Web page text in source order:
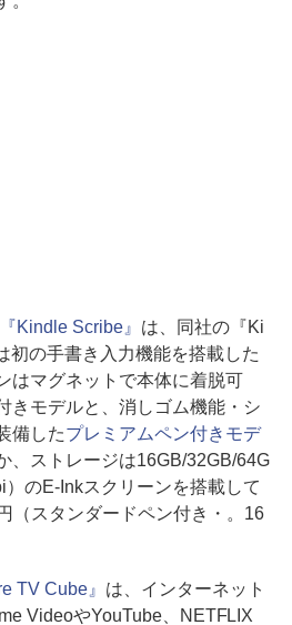
Kindle Scribe』 は、同社の『Ki
初の手書き入力機能を搭載した
はマグネットで本体に着脱可
きモデルと、消しゴム機能・シ
備したプレミアムペン付きモデ
、ストレージは16GB/32GB/64G
のE-Inkスクリーンを搭載して
（スタンダードペン付き・。16
TV Cube』 は、インターネット
VideoやYouTube、NETFLIX